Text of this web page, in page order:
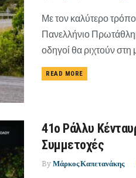
Με τον καλύτερο τρόπο
Πανελλήνιο
οδηγοί θα ριχτούν στη
READ MORE
41ο Ράλλυ
Συμμετοχές
By Μάρκος Καπετανάκης